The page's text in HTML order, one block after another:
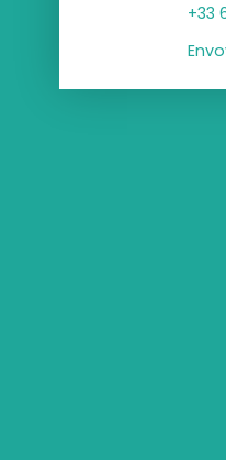
+33